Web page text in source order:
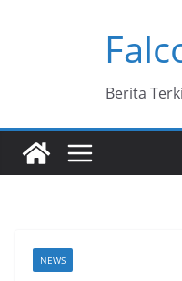
Berita
NEWS